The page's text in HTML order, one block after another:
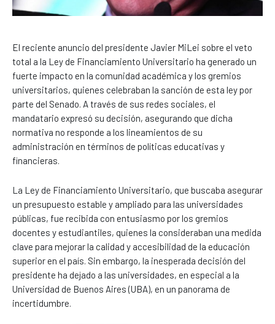
El reciente anuncio del presidente Javier MiLei sobre el veto
total a la Ley de Financiamiento Universitario ha generado un
fuerte impacto en la comunidad académica y los gremios
universitarios, quienes celebraban la sanción de esta ley por
parte del Senado. A través de sus redes sociales, el
mandatario expresó su decisión, asegurando que dicha
normativa no responde a los lineamientos de su
administración en términos de políticas educativas y
financieras.
La Ley de Financiamiento Universitario, que buscaba asegurar
un presupuesto estable y ampliado para las universidades
públicas, fue recibida con entusiasmo por los gremios
docentes y estudiantiles, quienes la consideraban una medida
clave para mejorar la calidad y accesibilidad de la educación
superior en el país. Sin embargo, la inesperada decisión del
presidente ha dejado a las universidades, en especial a la
Universidad de Buenos Aires (UBA), en un panorama de
incertidumbre.